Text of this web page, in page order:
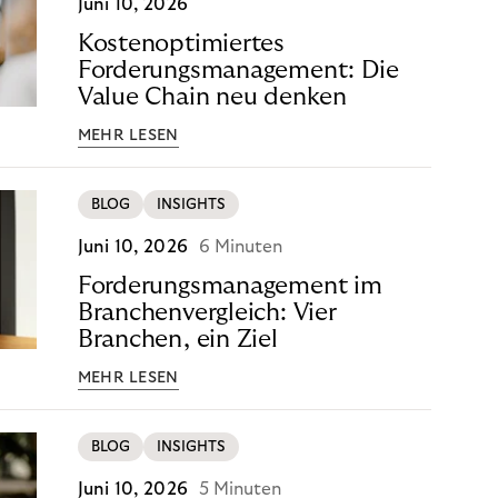
Juni 10, 2026
Kostenoptimiertes
Forderungsmanagement: Die
Value Chain neu denken
MEHR LESEN
BLOG INSIGHTS
Juni 10, 2026 6 Minuten
Forderungsmanagement im
Branchenvergleich: Vier
Branchen, ein Ziel
MEHR LESEN
BLOG INSIGHTS
Juni 10, 2026 5 Minuten